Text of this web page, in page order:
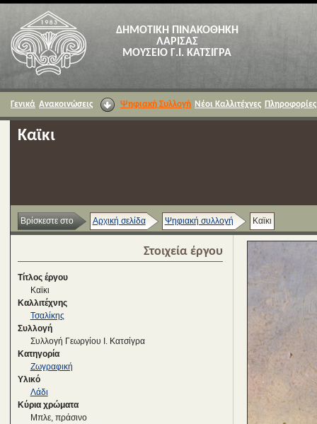
ΔΗΜΟΤΙΚΗ ΠΙΝΑΚΟΘΗΚΗ
ΛΑΡΙΣΑΣ
ΜΟΥΣΕΙΟ Γ.Ι. ΚΑΤΣΙΓΡΑ
Γενικά Ανακοινώσεις Ψηφιακή Συλλογή Νέοι Καλλιτέχνες Πληροφορίες
Καϊκι
Βρίσκεστε στο Αρχική σελίδα Ψηφιακή συλλογή Καϊκι
Στοιχεία έργου
Τίτλος έργου
Καϊκι
Καλλιτέχνης
Τσαλίκης
Συλλογή
Συλλογή Γεωργίου Ι. Κατσίγρα
Κατηγορία
Ζωγραφική
Υλικό
Λάδι
Κύρια χρώματα
Μπλε, πράσινο